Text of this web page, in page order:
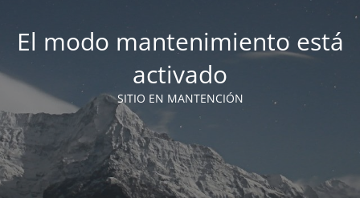
El modo mantenimiento está
activado
SITIO EN MANTENCIÓN